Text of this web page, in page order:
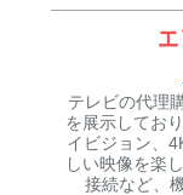
テレビの代理
を展示してお
イビジョン、
しい映像を楽
接続など、